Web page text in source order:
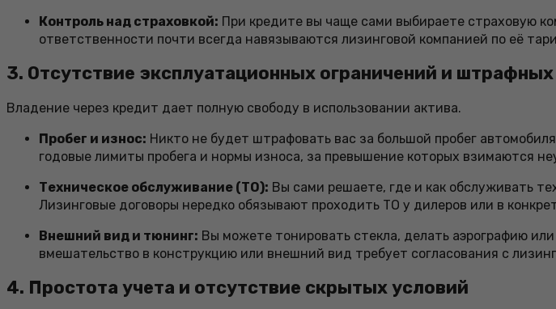
Контроль над страховкой: При кредите вы чаще сами выбираете страховую
ответственности почти всегда навязываются лизинговой компанией по её
3. Отсутствие эксплуатационных ограничений и
Владение через кредит дает полную свободу в использовании актива.
Пробег и износ: Никто не будет штрафовать вас за большой пробег
годовые лимиты пробега и нормы износа, за превышение которых взимаются
Техническое обслуживание (ТО): Вы сами решаете, где и как обслуживать
Лизинговые договоры нередко обязывают проходить ТО у дилеров или в
Внешний вид и тюнинг: Вы можете тонировать стекла, делать аэрографию
вмешательство в конструкцию или внешний вид требует согласования с
4. Простота учета и отсутствие скрытых условий